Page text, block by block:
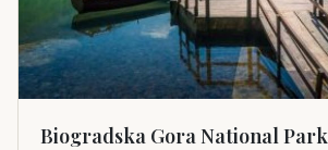
Biogradska Gora National Park